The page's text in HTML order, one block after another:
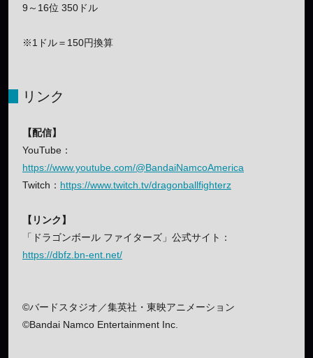
9～16位 350ドル
※1ドル＝150円換算
リンク
【配信】
YouTube：
https://www.youtube.com/@BandaiNamcoAmerica
Twitch： https://www.twitch.tv/dragonballfighterz
【リンク】
「ドラゴンボール ファイターズ」公式サイト：
https://dbfz.bn-ent.net/
©バードスタジオ／集英社・東映アニメーション
©Bandai Namco Entertainment Inc.